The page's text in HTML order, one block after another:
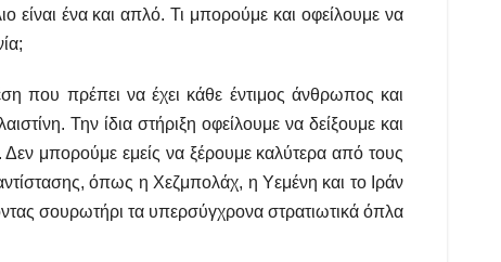
ένα και απλό. Τι μπορούμε και οφείλουμε να
που πρέπει να έχει κάθε έντιμος άνθρωπος και
Την ίδια στήριξη οφείλουμε να δείξουμε και
Δεν μπορούμε εμείς να ξέρουμε καλύτερα από τους
όπως η Χεζμπολάχ, η Υεμένη και το Ιράν
σουρωτήρι τα υπερσύγχρονα στρατιωτικά όπλα